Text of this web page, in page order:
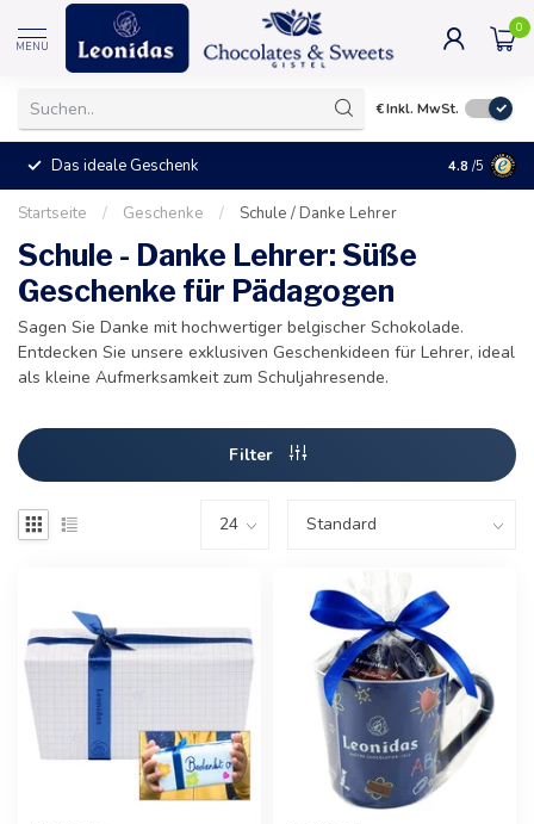
MENU
0
€Inkl. MwSt.
Das ideale Geschenk 4.8 /5
Startseite / Geschenke / Schule / Danke Lehrer
Schule - Danke Lehrer: Süße
Geschenke für Pädagogen
Sagen Sie Danke mit hochwertiger belgischer Schokolade.
Entdecken Sie unsere exklusiven Geschenkideen für Lehrer, ideal
als kleine Aufmerksamkeit zum Schuljahresende.
Filter